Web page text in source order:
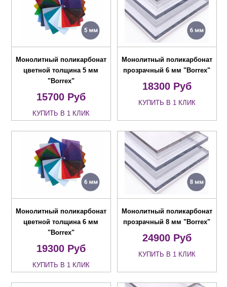
Монолитный поликарбонат
цветной толщина 5 мм
"Borrex"
15700Руб
КУПИТЬ В 1 КЛИК
Монолитный поликарбонат
прозрачный 6 мм "Borrex"
18300Руб
КУПИТЬ В 1 КЛИК
Монолитный поликарбонат
цветной толщина 6 мм
"Borrex"
19300Руб
КУПИТЬ В 1 КЛИК
Монолитный поликарбонат
прозрачный 8 мм "Borrex"
24900Руб
КУПИТЬ В 1 КЛИК